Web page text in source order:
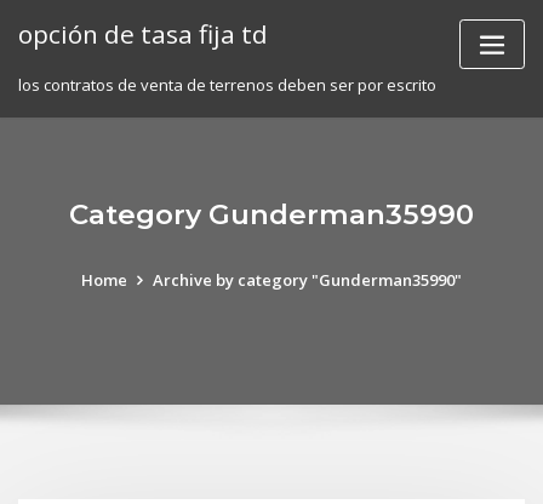
opción de tasa fija td
los contratos de venta de terrenos deben ser por escrito
Category Gunderman35990
Home Archive by category "Gunderman35990"